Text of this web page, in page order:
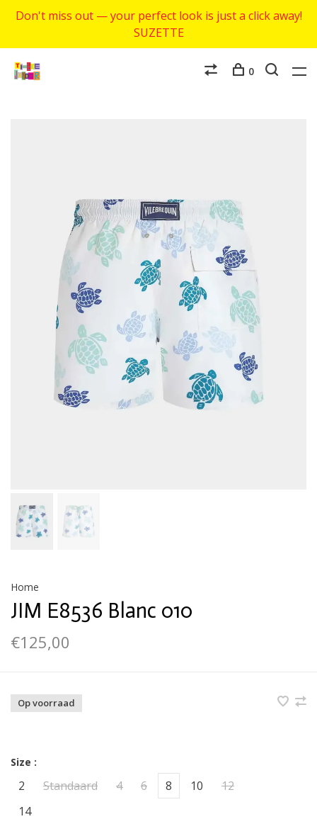
Don't miss out — your perfect look is just a click away!
SUZETTE
0
Home
JIM E8536 Blanc 010
€125,00
Op voorraad
Size :
2 Standaard 4 6 8 10
12
14